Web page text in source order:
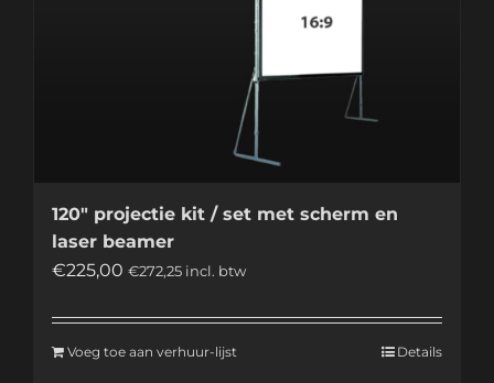
120″ projectie kit / set met scherm en
laser beamer
€225,00 €272,25 incl. btw
Voeg toe aan verhuur-lijst Details